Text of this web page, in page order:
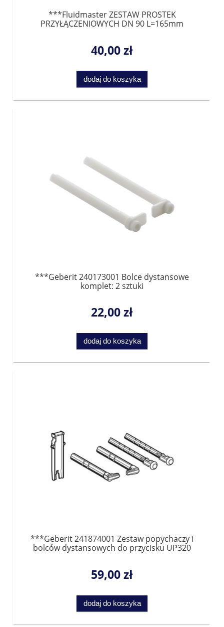
***Fluidmaster ZESTAW PROSTEK
PRZYŁĄCZENIOWYCH DN 90 L=165mm
40,00 zł
dodaj do koszyka
***Geberit 240173001 Bolce dystansowe
komplet: 2 sztuki
22,00 zł
dodaj do koszyka
***Geberit 241874001 Zestaw popychaczy i
bolców dystansowych do przycisku UP320
59,00 zł
dodaj do koszyka